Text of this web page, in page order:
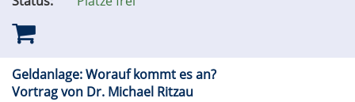
Geldanlage: Worauf kommt es an?
Vortrag von Dr. Michael Ritzau